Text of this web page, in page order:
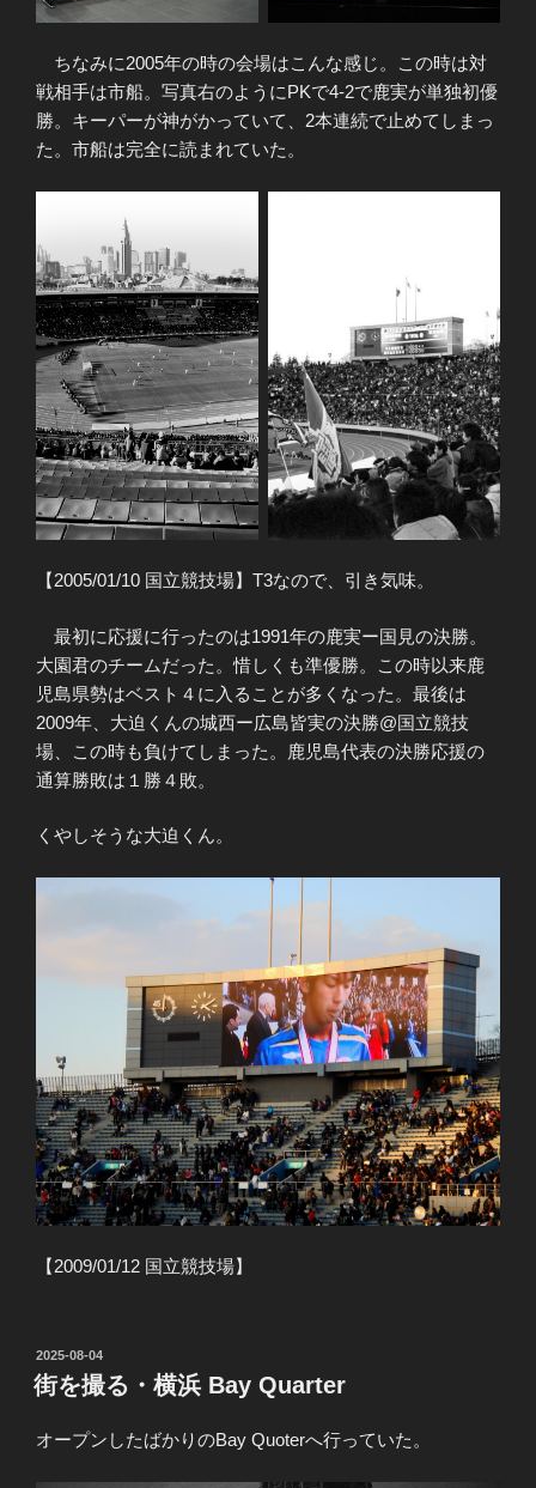
ちなみに2005年の時の会場はこんな感じ。この時は対
戦相手は市船。写真右のようにPKで4-2で鹿実が単独初優
勝。キーパーが神がかっていて、2本連続で止めてしまっ
た。市船は完全に読まれていた。
【2005/01/10 国立競技場】T3なので、引き気味。
最初に応援に行ったのは1991年の鹿実ー国見の決勝。
大園君のチームだった。惜しくも準優勝。この時以来鹿
児島県勢はベスト４に入ることが多くなった。最後は
2009年、大迫くんの城西ー広島皆実の決勝@国立競技
場、この時も負けてしまった。鹿児島代表の決勝応援の
通算勝敗は１勝４敗。
くやしそうな大迫くん。
【2009/01/12 国立競技場】
投
稿
日:
2025-08-04
街を撮る・横浜 Bay Quarter
オープンしたばかりのBay Quoterへ行っていた。